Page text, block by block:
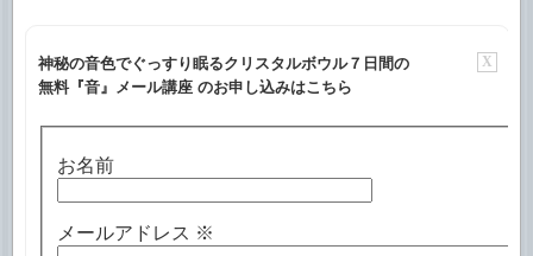
X
神秘の音色でぐっすり眠るクリスタルボウル７日間の
無料『音』メール講座 のお申し込みはこちら
お名前
メールアドレス ※